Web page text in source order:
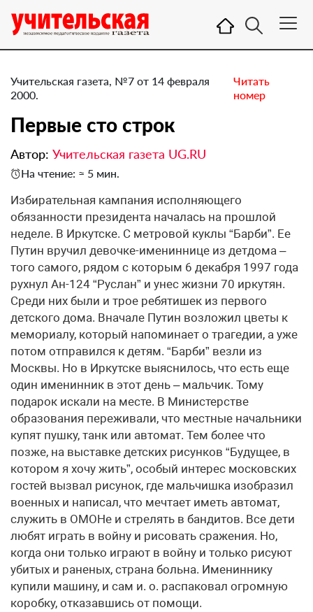
Учительская газета, №7 от 14 февраля
2000.
Читать
номер
Первые сто строк
Автор: Учительская газета UG.RU
На чтение: ≈ 5 мин.
Избирательная кампания исполняющего
обязанности президента началась на прошлой
неделе. В Иркутске. С метровой куклы “Барби”. Ее
Путин вручил девочке-имениннице из детдома –
того самого, рядом с которым 6 декабря 1997 года
рухнул Ан-124 “Руслан” и унес жизни 70 иркутян.
Среди них были и трое ребятишек из первого
детского дома. Вначале Путин возложил цветы к
мемориалу, который напоминает о трагедии, а уже
потом отправился к детям. “Барби” везли из
Москвы. Но в Иркутске выяснилось, что есть еще
один именинник в этот день – мальчик. Тому
подарок искали на месте. В Министерстве
образования переживали, что местные начальники
купят пушку, танк или автомат. Тем более что
позже, на выставке детских рисунков “Будущее, в
котором я хочу жить”, особый интерес московских
гостей вызвал рисунок, где мальчишка изобразил
военных и написал, что мечтает иметь автомат,
служить в ОМОНе и стрелять в бандитов. Все дети
любят играть в войну и рисовать сражения. Но,
когда они только играют в войну и только рисуют
убитых и раненых, страна больна. Имениннику
купили машину, и сам и. о. распаковал огромную
коробку, отказавшись от помощи.